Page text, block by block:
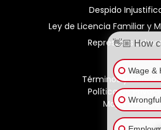
Despido
Ley de Licencia Familiar y
Represalias
Términos y
Política de
Mapa del Sitio
👋🏼 How
Wage &